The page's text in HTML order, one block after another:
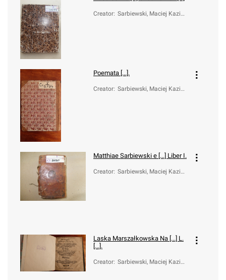
Creator: Sarbiewski, Maciej Kazimi
Poemata [...].
Creator: Sarbiewski, Maciej Kazimi
Matthiae Sarbiewski e [...] Liber I.
Creator: Sarbiewski, Maciej Kazimi
Laska Marszałkowska Na [...] L.
[...].
Creator: Sarbiewski, Maciej Kazimi